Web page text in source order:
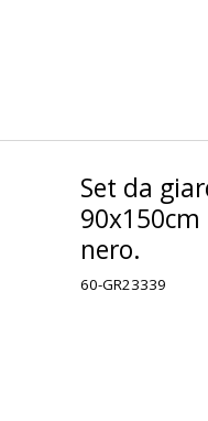
Set da
nero.
60-GR23339